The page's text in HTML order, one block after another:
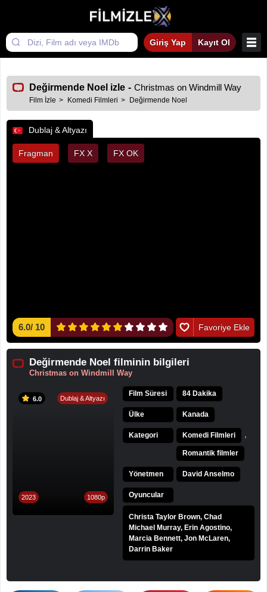
Giriş Yap Kayıt Ol
Değirmende Noel izle - Christmas on Windmill Way
Film İzle Komedi Filmleri Değirmende Noel
Dublaj & Altyazı
Fragman FX X FX OK
6.0/ 10 Favoriye Ekle
Değirmende Noel filminin bilgileri
Christmas on Windmill Way
6.0 Dublaj & Altyazı
2023 1080p
Film Süresi 84 Dakika
Ülke Kanada
Kategori Komedi Filmleri
Romantik filmler
Yönetmen David Anselmo
Oyuncular
Christa Taylor Brown, Chad
Michael Murray, Erin Agostino,
Marcia Bennett, Jon McLaren,
Darrin Baker